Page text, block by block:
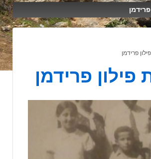
פרידמן
פילון פרידמן